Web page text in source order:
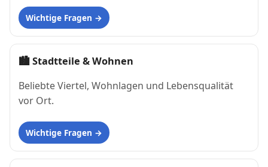
Wichtige Fragen
🏙Stadtteile & Wohnen
Beliebte Viertel, Wohnlagen und Lebensqualität
vor Ort.
Wichtige Fragen